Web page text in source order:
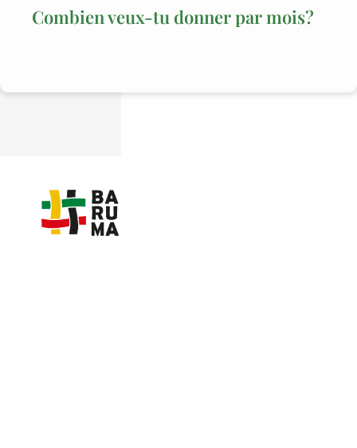
Combien veux-tu donner par mois?